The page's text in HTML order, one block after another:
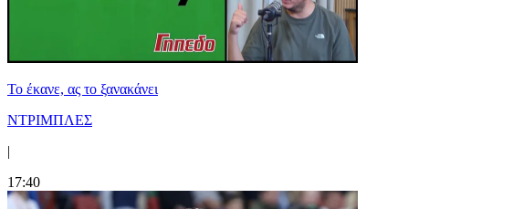
Το έκανε, ας το ξανακάνει
ΝΤΡΙΜΠΛΕΣ
|
17:40